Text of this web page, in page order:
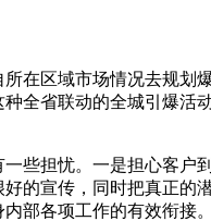
在区域市场情况去规
省联动的全城引爆活
些担忧。一是担心客
的宣传，同时把真正的
各项工作的有效衔接